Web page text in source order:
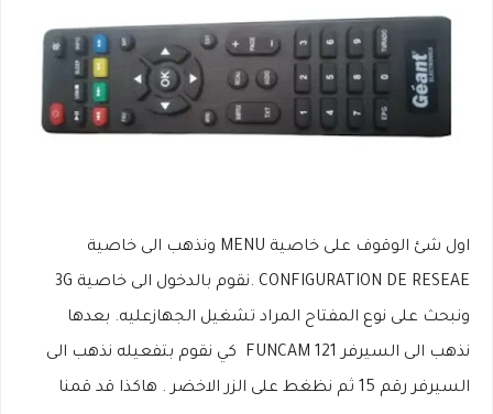
اول شئ الوقوف على خاصية MENU ونذهب الى خاصية
CONFIGURATION DE RESEAE .نقوم بالدخول الى خاصية 3G
ونبحث على نوع المفتاح المراد تشغيل الجهازعليه. بعدها
نذهب الى السيرفر FUNCAM 121 كي نقوم بتفعيله نذهب الى
السيرفر رقم 15 ثم نظغط على الزر الاخضر . هاكذا قد قمنا